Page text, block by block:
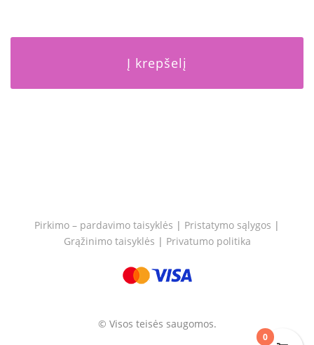
Į krepšelį
Pirkimo – pardavimo taisyklės | Pristatymo sąlygos |
Grąžinimo taisyklės | Privatumo politika
© Visos teisės saugomos.
0